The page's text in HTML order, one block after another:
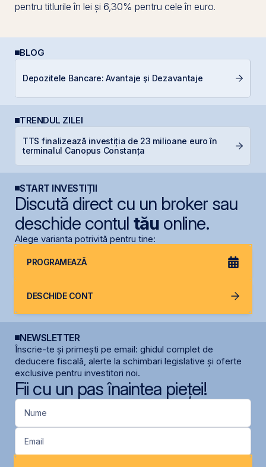
pentru titlurile în lei și 6,30% pentru cele în euro.
BLOG
Depozitele Bancare: Avantaje și Dezavantaje
TRENDUL ZILEI
TTS finalizează investiția de 23 milioane euro în
terminalul Canopus Constanța
START INVESTIȚII
Discută direct cu un broker sau
deschide contul tăuonline.
Alege varianta potrivită pentru tine:
PROGRAMEAZĂ
DESCHIDE CONT
NEWSLETTER
Înscrie-te și primești pe email: ghidul complet de
deducere fiscală, alerte la schimbari legislative și oferte
exclusive pentru investitori noi.
Fii cu un pas înaintea pieței!
Nume
Email